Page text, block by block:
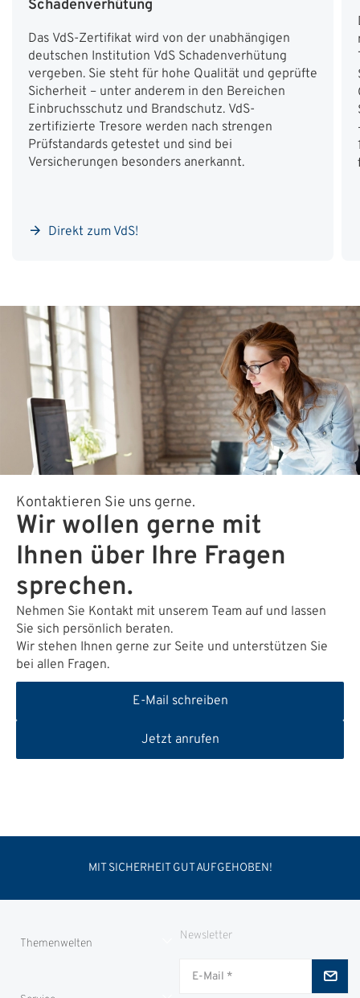
Schadenverhütung
Das VdS-Zertifikat wird von der unabhängigen
deutschen Institution VdS Schadenverhütung
vergeben. Sie steht für hohe Qualität und geprüfte
Sicherheit – unter anderem in den Bereichen
Einbruchsschutz und Brandschutz. VdS-
zertifizierte Tresore werden nach strengen
Prüfstandards getestet und sind bei
Versicherungen besonders anerkannt.
Direkt zum VdS!
Kontaktieren Sie uns gerne.
Wir wollen gerne mit
Ihnen über Ihre Fragen
sprechen.
Nehmen Sie Kontakt mit unserem Team auf und lassen
Sie sich persönlich beraten.
Wir stehen Ihnen gerne zur Seite und unterstützen Sie
bei allen Fragen.
E-Mail schreiben
Jetzt anrufen
MIT SICHERHEIT GUT AUFGEHOBEN!
Themenwelten
Newsletter